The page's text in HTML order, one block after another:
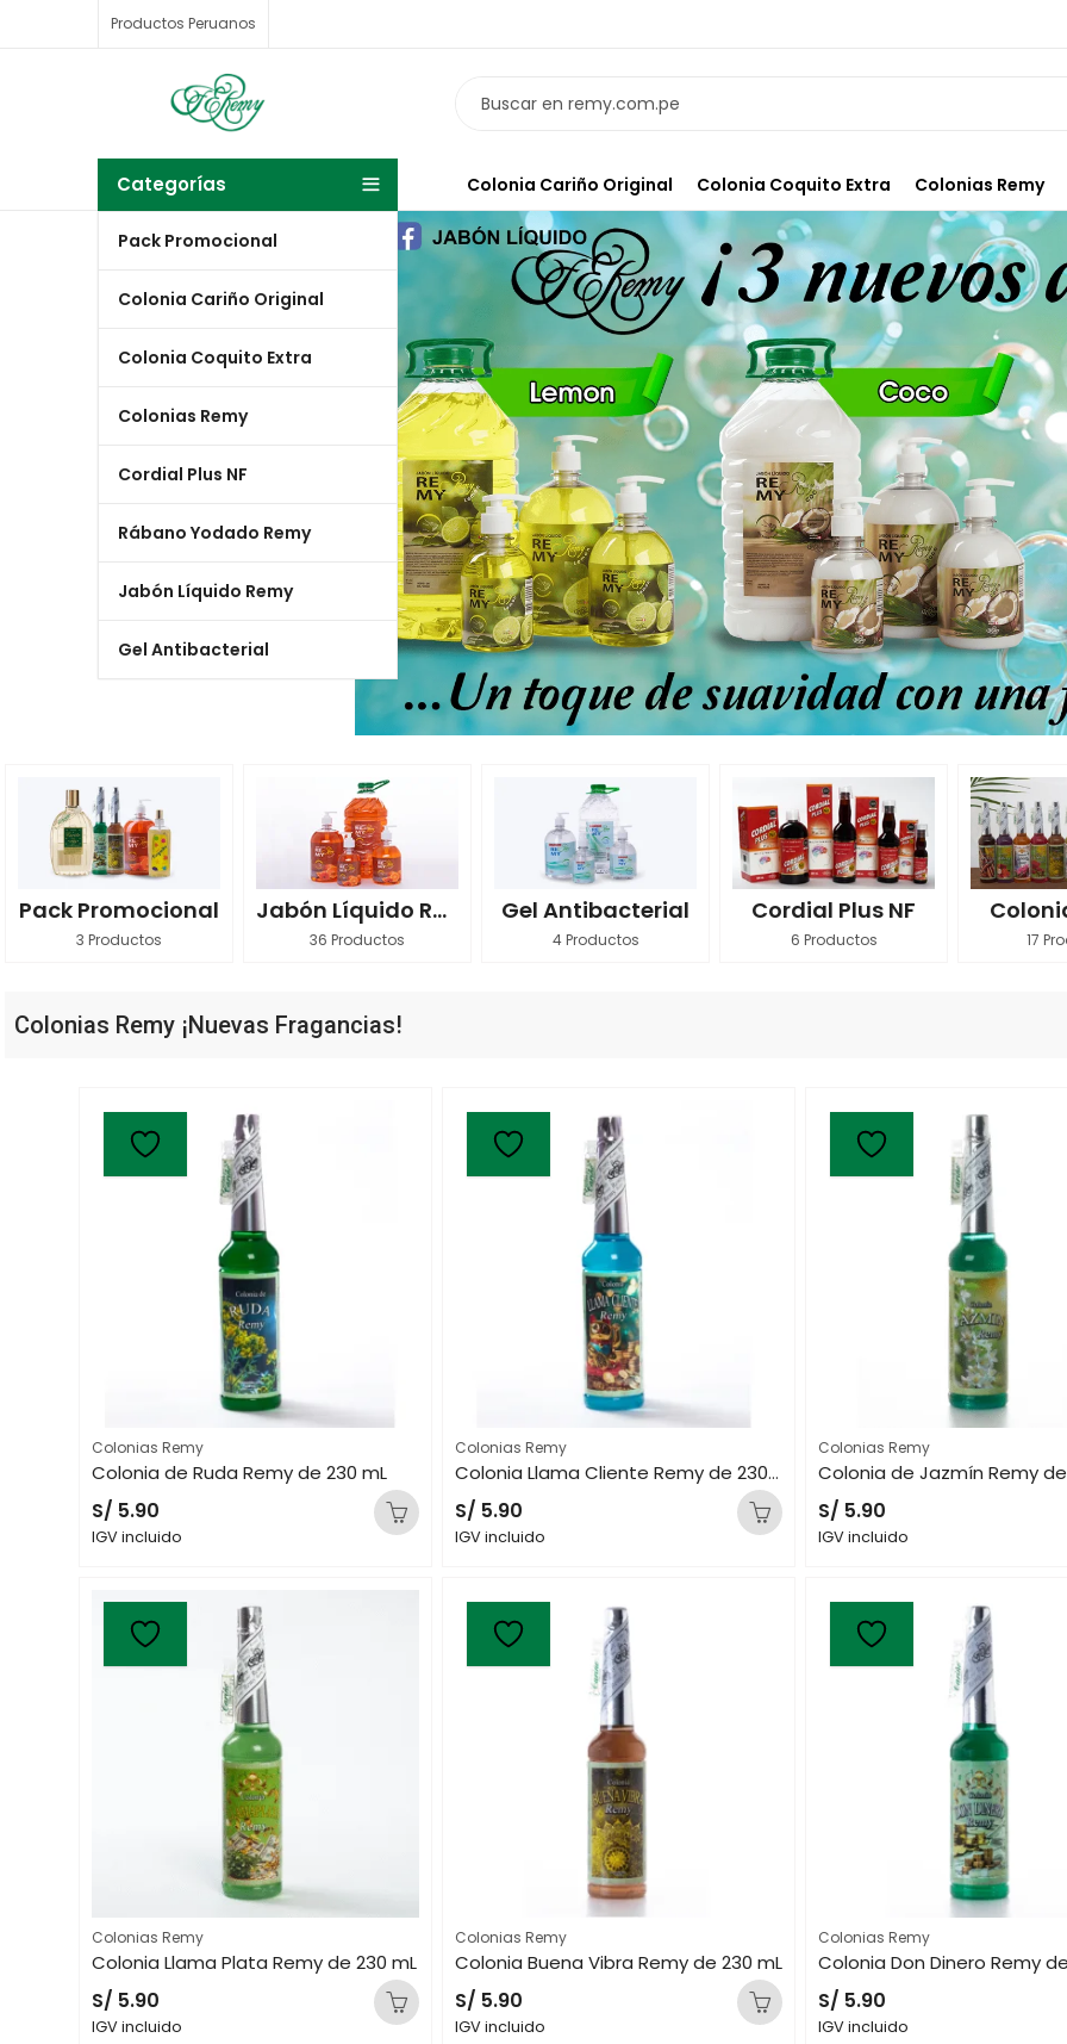
Productos Peruanos
Categorías
Pack Promocional
Colonia Cariño Original
Colonia Coquito Extra
Colonias Remy
Cordial Plus NF
Rábano Yodado Remy
Jabón Líquido Remy
Gel Antibacterial
Colonia Cariño Original Colonia Coquito Extra Colonias Remy
Pack Promocional
3 Productos
Jabón Líquido Remy
36 Productos
Gel Antibacterial
4 Productos
Cordial Plus NF
6 Productos 17
Colonias Remy ¡Nuevas Fragancias!
Colonias Remy
Colonia de Ruda Remy de 230 mL
S/ 5.90
IGV incluido
Colonias Remy
Colonia Llama Cliente Remy de 230 mL
S/ 5.90
IGV incluido
Colonias Remy
Colonia de Jazmín Remy
S/ 5.90
IGV incluido
Colonias Remy
Colonia Llama Plata Remy de 230 mL
S/ 5.90
IGV incluido
Colonias Remy
Colonia Buena Vibra Remy de 230 mL
S/ 5.90
IGV incluido
Colonias Remy
Colonia Don Dinero Remy
S/ 5.90
IGV incluido